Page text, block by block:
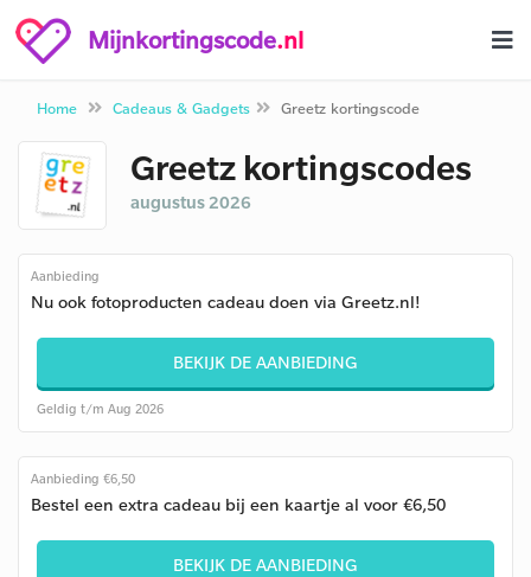
Mijnkortingscode.nl
Home Cadeaus & Gadgets Greetz kortingscode
Greetz kortingscodes
augustus 2026
Aanbieding
Nu ook fotoproducten cadeau doen via Greetz.nl!
BEKIJK DE AANBIEDING
Geldig t/m Aug 2026
Aanbieding €6,50
Bestel een extra cadeau bij een kaartje al voor €6,50
BEKIJK DE AANBIEDING